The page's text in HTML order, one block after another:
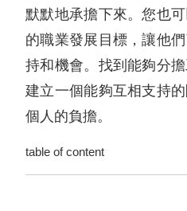
默默地承擔下來。您也
的職業發展目標，讓他
持和機會。找到能夠分
建立一個能夠互相支持
個人的負擔。
table of content